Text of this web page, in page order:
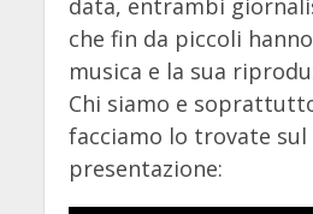
data, entrambi
che fin da piccoli
musica e la sua
Chi siamo e
facciamo lo trovate
presentazione: